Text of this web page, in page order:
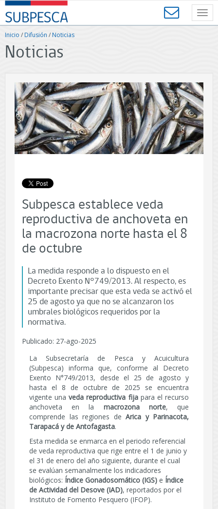
Contenido
principal
SUBPESCA
-
Subsecretaría
Pesca
y
Gobierno
de
Chile
Inicio /Difusión /Noticias
Noticias
Subpesca establece veda
reproductiva de anchoveta en
la macrozona norte hasta el 8
de octubre
La medida responde a lo dispuesto en el
Decreto Exento N°749/2013. Al respecto, es
importante precisar que esta veda se activó el
25 de agosto ya que no se alcanzaron los
umbrales biológicos requeridos por la
normativa.
Publicado: 27-ago-2025
La Subsecretaría de Pesca y Acuicultura
(Subpesca) informa que, conforme al Decreto
Exento N°749/2013, desde el 25 de agosto y
hasta el 8 de octubre de 2025 se encuentra
vigente una veda reproductiva fija para el recurso
anchoveta en la
macrozona norte, que
comprende las regiones de Arica y Parinacota,
Tarapacá y de Antofagasta.
Esta medida se enmarca en el periodo referencial
de veda reproductiva que rige entre el 1 de junio y
el 31 de enero del año siguiente, durante el cual
se evalúan semanalmente los indicadores
biológicos: Índice Gonadosomático (IGS) e Índice
de Actividad del Desove (IAD), reportados por el
Instituto de Fomento Pesquero (IFOP).